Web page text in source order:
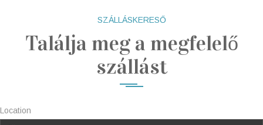
SZÁLLÁSKERESŐ
Találja meg a megfelelő
szállást
Location